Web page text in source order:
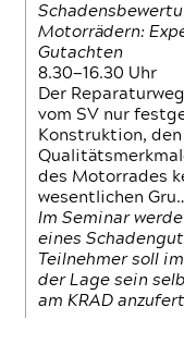
Motorrädern:
Gutachten
8.30—16.30 Uhr
Der
vom SV nur
Konstruktion,
des Motorrades
wesentlichen
Im Seminar
eines
Teilnehmer soll
der Lage sein
am KRAD